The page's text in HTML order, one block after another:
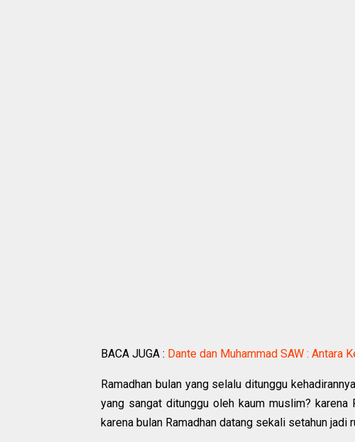
BACA JUGA : Dante dan Muhammad SAW : Antara
Ramadhan bulan yang selalu ditunggu
yang sangat ditunggu oleh kaum muslim?
karena bulan Ramadhan datang sekali setahun